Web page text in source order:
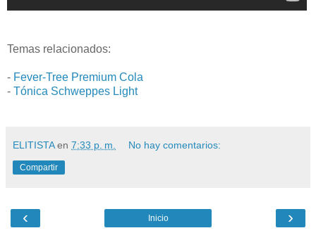
Temas relacionados:
- Fever-Tree Premium Cola
- Tónica Schweppes Light
ELITISTA en 7:33 p. m. No hay comentarios:
Compartir
‹ ›
Inicio